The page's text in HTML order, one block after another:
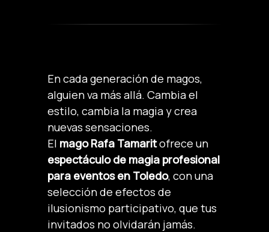
En cada generación de magos,
alguien va más allá. Cambia el
estilo, cambia la magia y crea
nuevas sensaciones.
El mago Rafa Tamaritofrece un
espectáculo de magia profesional
para eventos en Toledo, con una
selección de efectos de
ilusionismo participativo, que tus
invitados no olvidarán jamás.